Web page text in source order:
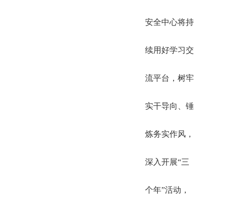
安全中心将持
续用好学习交
流平台，树牢
实干导向、锤
炼务实作风，
深入开展“三
个年”活动，